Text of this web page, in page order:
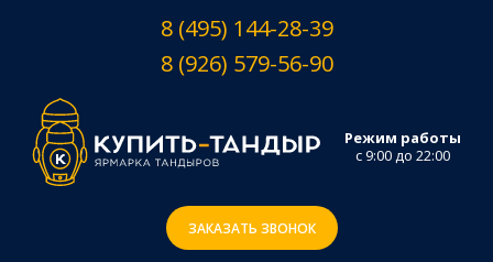
8 (495) 144-28-39
8 (926) 579-56-90
Режим работы
с 9:00 до 22:00
ЗАКАЗАТЬ ЗВОНОК